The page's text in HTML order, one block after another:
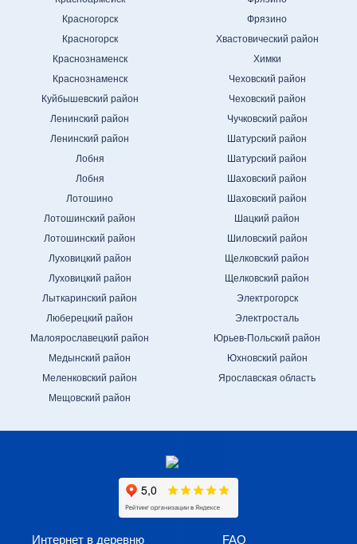
Красногорск
Красногорск
Краснознаменск
Краснознаменск
Куйбышевский район
Ленинский район
Ленинский район
Лобня
Лобня
Лотошино
Лотошинский район
Лотошинский район
Луховицкий район
Луховицкий район
Лыткаринский район
Люберецкий район
Малоярославецкий район
Медынский район
Меленковский район
Мещовский район
Фрязино
Хвастовический район
Химки
Чеховский район
Чеховский район
Чучковский район
Шатурский район
Шатурский район
Шаховский район
Шаховский район
Шацкий район
Шиловский район
Щелковский район
Щелковский район
Электрогорск
Электросталь
Юрьев-Польский район
Юхновский район
Ярославская область
Интернет в деревню FAQ